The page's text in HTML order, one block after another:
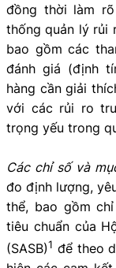
đồng thời làm
thống quản lý rủi
bao gồm các
đánh giá (định
hàng cần giải
với các rủi ro
trọng yếu trong
Các chỉ số và
đo định lượng,
thể, bao gồm
tiêu chuẩn của
(SASB)1 để theo